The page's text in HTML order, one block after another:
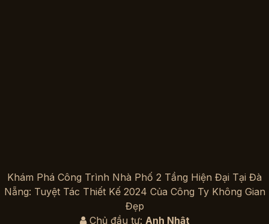
Khám Phá Công Trình Nhà Phố 2 Tầng Hiện Đại Tại Đà
Nẵng: Tuyệt Tác Thiết Kế 2024 Của Công Ty Không Gian
Đẹp
Chủ đầu tư: Anh Nhật